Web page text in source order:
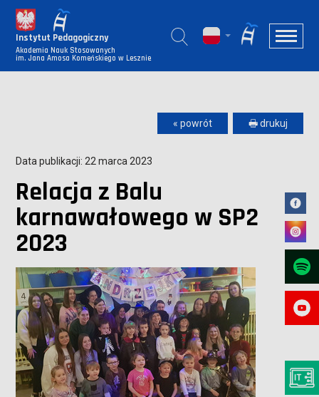
Instytut Pedagogiczny
Akademia Nauk Stosowanych
im. Jana Amosa Komeńskiego w Lesznie
« powrót 🖶 drukuj
Data publikacji: 22 marca 2023
Relacja z Balu
karnawałowego w SP2
2023